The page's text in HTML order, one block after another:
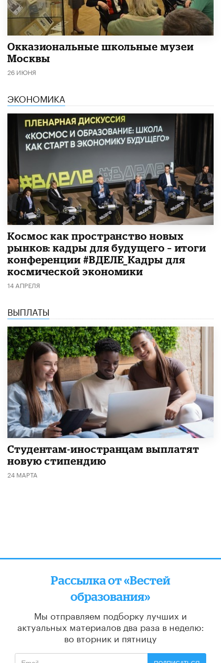
​Окказиональные школьные музеи
Москвы
26 ИЮНЯ
ЭКОНОМИКА
Космос как пространство новых
рынков: кадры для будущего – итоги
конференции #ВДЕЛЕ_Кадры для
космической экономики
14 АПРЕЛЯ
ВЫПЛАТЫ
Студентам-иностранцам выплатят
новую стипендию
24 МАРТА
Рассылка от «Вестей
образования»
Мы отправляем подборку лучших и
актуальных материалов два раза в неделю:
во вторник и пятницу